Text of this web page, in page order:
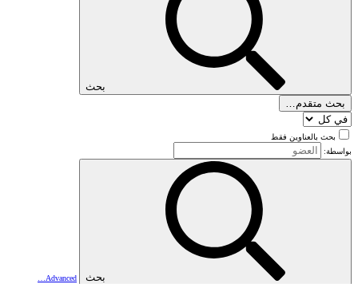
بحث
بحث متقدم…
بحث بالعناوين فقط
بواسطة:
بحث Advanced…